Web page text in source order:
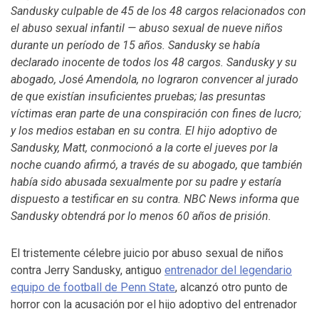
Sandusky culpable de 45 de los 48 cargos relacionados con
el abuso sexual infantil — abuso sexual de nueve niños
durante un período de 15 años. Sandusky se había
declarado inocente de todos los 48 cargos. Sandusky y su
abogado, José Amendola, no lograron convencer al jurado
de que existían insuficientes pruebas; las presuntas
víctimas eran parte de una conspiración con fines de lucro;
y los medios estaban en su contra. El hijo adoptivo de
Sandusky, Matt, conmocionó a la corte el jueves por la
noche cuando afirmó, a través de su abogado, que también
había sido abusada sexualmente por su padre y estaría
dispuesto a testificar en su contra. NBC News informa que
Sandusky obtendrá por lo menos 60 años de prisión.
El tristemente célebre juicio por abuso sexual de niños
contra Jerry Sandusky, antiguo entrenador del legendario
equipo de football de Penn State, alcanzó otro punto de
horror con la acusación por el hijo adoptivo del entrenador